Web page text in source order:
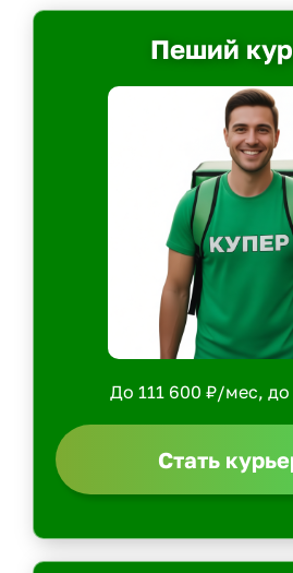
Пеший
До 111 600 ₽/мес,
Стать